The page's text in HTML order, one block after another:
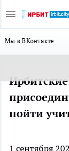
Мы в ВКонтакте
пойти
1 сентября